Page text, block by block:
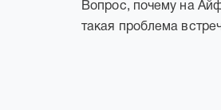
Вопрос, почему на
такая проблема